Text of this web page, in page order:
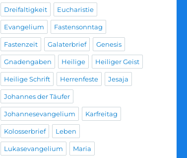
Dreifaltigkeit Eucharistie
Evangelium Fastensonntag
Fastenzeit Galaterbrief Genesis
Gnadengaben Heilige Heiliger Geist
Heilige Schrift Herrenfeste Jesaja
Johannes der Täufer
Johannesevangelium Karfreitag
Kolosserbrief Leben
Lukasevangelium Maria